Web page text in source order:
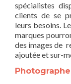
spécialistes
clients de se
leurs besoins.
marques
des images de
ajoutée et sur-